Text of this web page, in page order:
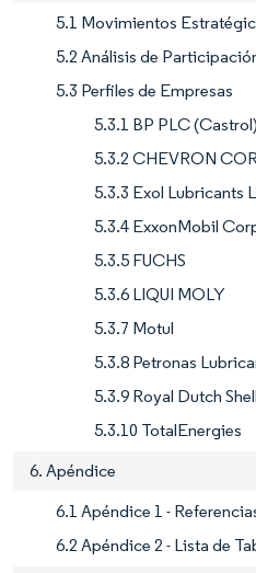
5.1 Movimientos
5.2 Análisis de
5.3 Perfiles de Empresas
5.3.1 BP PLC (Castrol)
5.3.2 CHEVRON
5.3.3 Exol Lubricants
5.3.4 ExxonMobil
5.3.5 FUCHS
5.3.6 LIQUI MOLY
5.3.7 Motul
5.3.8 Petronas
5.3.9 Royal Dutch
5.3.10 TotalEnergies
6. Apéndice
6.1 Apéndice 1 -
6.2 Apéndice 2 - Lista de